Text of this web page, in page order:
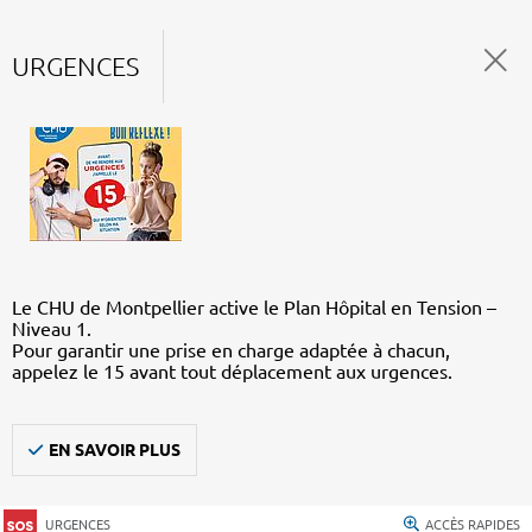
URGENCES
Le CHU de Montpellier active le Plan Hôpital en Tension –
Niveau 1.
Pour garantir une prise en charge adaptée à chacun,
appelez le 15 avant tout déplacement aux urgences.
EN SAVOIR PLUS
URGENCES ACCÈS RAPIDES